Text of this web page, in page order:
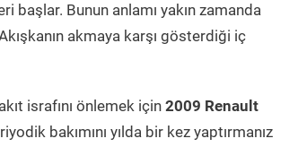
Bunun anlamı yakın zamanda
akmaya karşı gösterdiği iç
israfını önlemek için 2009 Renault
bakımını yılda bir kez yaptırmanız